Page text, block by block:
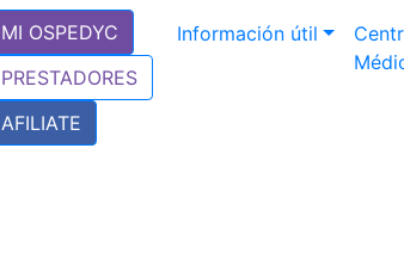
MI OSPEDYC
PRESTADORES
AFILIATE
Información útil